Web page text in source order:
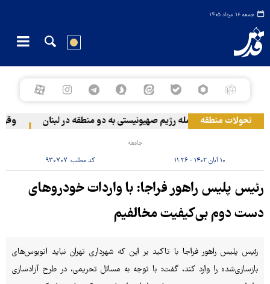
جمعه ۱۶ مرداد ۱۴۰۵
تحولات منطقهحمله رژیم صهیونیستی به دو منطقه در لبنان وقوع
جامعه
۱۰ آبان ۱۴۰۲ - ۱۱:۲۶ کد مطلب: ۹۳۰۷۰۷
رئیس پلیس راهور فراجا: با واردات خودروهای
دست دوم بی‌کیفیت مخالفیم
رئیس پلیس راهور فراجا با تاکید بر این که شهرداری تهران نباید اتوبوس‌های
بازسازی‌شده را وارد کند، گفت: با توجه به مسائل تحریمی، در طرح آزادسازی